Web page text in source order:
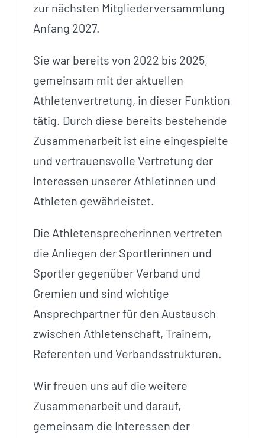
zur nächsten Mitgliederversammlung
Anfang 2027.
Sie war bereits von 2022 bis 2025,
gemeinsam mit der aktuellen
Athletenvertretung, in dieser Funktion
tätig. Durch diese bereits bestehende
Zusammenarbeit ist eine eingespielte
und vertrauensvolle Vertretung der
Interessen unserer Athletinnen und
Athleten gewährleistet.
Die Athletensprecherinnen vertreten
die Anliegen der Sportlerinnen und
Sportler gegenüber Verband und
Gremien und sind wichtige
Ansprechpartner für den Austausch
zwischen Athletenschaft, Trainern,
Referenten und Verbandsstrukturen.
Wir freuen uns auf die weitere
Zusammenarbeit und darauf,
gemeinsam die Interessen der